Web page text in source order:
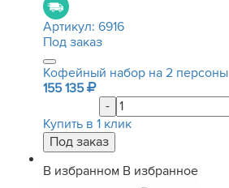
Артикул: 6916
Под заказ
Кофейный набор на 2 персоны
155 135
-
Купить в 1 клик
В избранном В избранное